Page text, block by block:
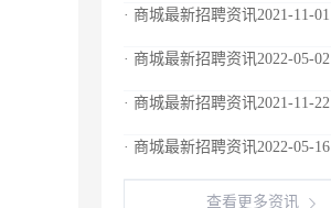
· 商城最新招聘资讯2021-11-01
· 商城最新招聘资讯2022-05-02
· 商城最新招聘资讯2021-11-22
· 商城最新招聘资讯2022-05-16
查看更多资讯